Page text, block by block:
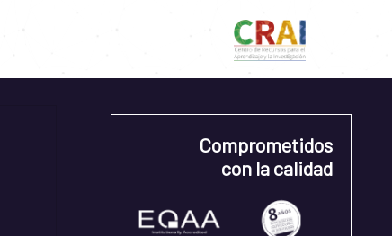
Comprometidos
con la calidad